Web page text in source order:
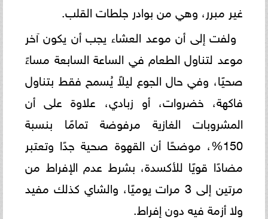
غير مبرر، وهي من بوادر جلطات القلب.
ولفت إلى أن موعد العشاء يجب أن يكون آخر
موعد لتناول الطعام في الساعة السابعة مساءً
صحيًا، وفي حال الجوع ليلاً يُسمح فقط بتناول
فاكهة، خضروات، أو زبادي، علاوة على أن
المشروبات الغازية مرفوضة تمامًا بنسبة
150%، موضحًا أن القهوة صحية جدًا وتعتبر
مضادًا قويًا للأكسدة، بشرط عدم الإفراط من
مرتين إلى 3 مرات يوميًا، والشاي كذلك مفيد
ولا أزمة فيه دون إفراط.